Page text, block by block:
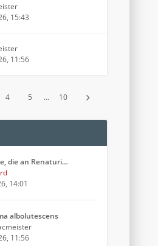
15:43
11:56
4 5 … 10
die an Renaturi…
14:01
albolutescens
11:56